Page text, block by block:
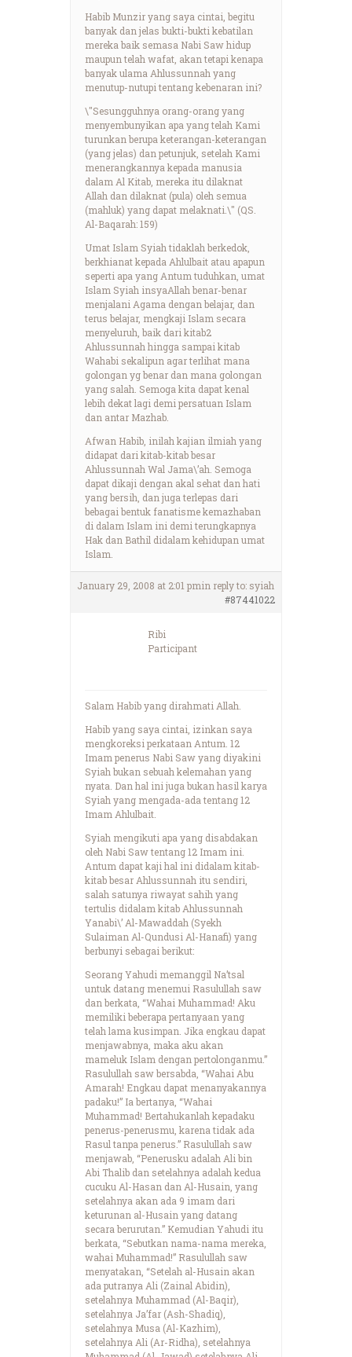
Habib Munzir yang saya cintai, begitu
banyak dan jelas bukti-bukti kebatilan
mereka baik semasa Nabi Saw hidup
maupun telah wafat, akan tetapi kenapa
banyak ulama Ahlussunnah yang
menutup-nutupi tentang kebenaran ini?
\"Sesungguhnya orang-orang yang
menyembunyikan apa yang telah Kami
turunkan berupa keterangan-keterangan
(yang jelas) dan petunjuk, setelah Kami
menerangkannya kepada manusia
dalam Al Kitab, mereka itu dilaknat
Allah dan dilaknat (pula) oleh semua
(mahluk) yang dapat melaknati.\" (QS.
Al-Baqarah: 159)
Umat Islam Syiah tidaklah berkedok,
berkhianat kepada Ahlulbait atau apapun
seperti apa yang Antum tuduhkan, umat
Islam Syiah insyaAllah benar-benar
menjalani Agama dengan belajar, dan
terus belajar, mengkaji Islam secara
menyeluruh, baik dari kitab2
Ahlussunnah hingga sampai kitab
Wahabi sekalipun agar terlihat mana
golongan yg benar dan mana golongan
yang salah. Semoga kita dapat kenal
lebih dekat lagi demi persatuan Islam
dan antar Mazhab.
Afwan Habib, inilah kajian ilmiah yang
didapat dari kitab-kitab besar
Ahlussunnah Wal Jama\’ah. Semoga
dapat dikaji dengan akal sehat dan hati
yang bersih, dan juga terlepas dari
bebagai bentuk fanatisme kemazhaban
di dalam Islam ini demi terungkapnya
Hak dan Bathil didalam kehidupan umat
Islam.
January 29, 2008 at 2:01 pmin reply to: syiah
#87441022
Ribi
Participant
Salam Habib yang dirahmati Allah.
Habib yang saya cintai, izinkan saya
mengkoreksi perkataan Antum. 12
Imam penerus Nabi Saw yang diyakini
Syiah bukan sebuah kelemahan yang
nyata. Dan hal ini juga bukan hasil karya
Syiah yang mengada-ada tentang 12
Imam Ahlulbait.
Syiah mengikuti apa yang disabdakan
oleh Nabi Saw tentang 12 Imam ini.
Antum dapat kaji hal ini didalam kitab-
kitab besar Ahlussunnah itu sendiri,
salah satunya riwayat sahih yang
tertulis didalam kitab Ahlussunnah
Yanabi\’ Al-Mawaddah (Syekh
Sulaiman Al-Qundusi Al-Hanafi) yang
berbunyi sebagai berikut:
Seorang Yahudi memanggil Na’tsal
untuk datang menemui Rasulullah saw
dan berkata, “Wahai Muhammad! Aku
memiliki beberapa pertanyaan yang
telah lama kusimpan. Jika engkau dapat
menjawabnya, maka aku akan
mameluk Islam dengan pertolonganmu.”
Rasulullah saw bersabda, “Wahai Abu
Amarah! Engkau dapat menanyakannya
padaku!” Ia bertanya, “Wahai
Muhammad! Bertahukanlah kepadaku
penerus-penerusmu, karena tidak ada
Rasul tanpa penerus.” Rasulullah saw
menjawab, “Penerusku adalah Ali bin
Abi Thalib dan setelahnya adalah kedua
cucuku Al-Hasan dan Al-Husain, yang
setelahnya akan ada 9 imam dari
keturunan al-Husain yang datang
secara berurutan.” Kemudian Yahudi itu
berkata, “Sebutkan nama-nama mereka,
wahai Muhammad!” Rasulullah saw
menyatakan, “Setelah al-Husain akan
ada putranya Ali (Zainal Abidin),
setelahnya Muhammad (Al-Baqir),
setelahnya Ja’far (Ash-Shadiq),
setelahnya Musa (Al-Kazhim),
setelahnya Ali (Ar-Ridha), setelahnya